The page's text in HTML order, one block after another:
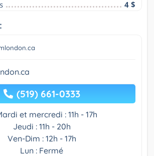
4 $
(519) 661-0333
et mercredi : 11h - 17h
Jeudi : 11h - 20h
Ven-Dim : 12h - 17h
Lun : Fermé